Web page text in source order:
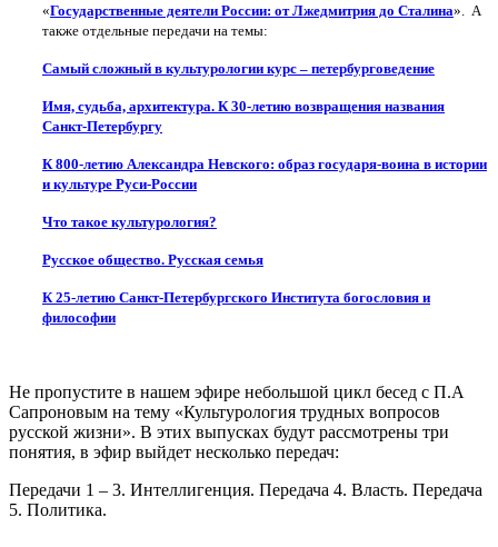
«Государственные деятели России: от Лжедмитрия до Сталина». А
также отдельные передачи на темы:
Самый сложный в культурологии курс – петербурговедение
Имя, судьба, архитектура. К 30-летию возвращения названия
Санкт-Петербургу
К 800-летию Александра Невского: образ государя-воина в истории
и культуре Руси-России
Что такое культурология?
Русское общество. Русская семья
К 25-летию Санкт-Петербургского Института богословия и
философии
Не пропустите в нашем эфире небольшой цикл бесед с П.А
Сапроновым на тему «Культурология трудных вопросов
русской жизни». В этих выпусках будут рассмотрены три
понятия, в эфир выйдет несколько передач:
Передачи 1 – 3. Интеллигенция. Передача 4. Власть. Передача
5. Политика.